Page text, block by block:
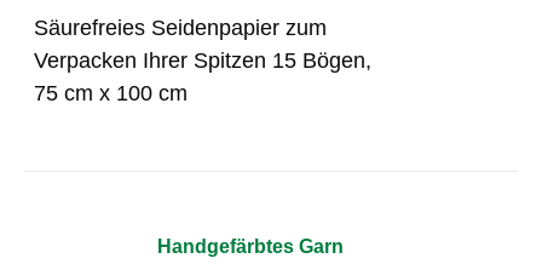
Säurefreies Seidenpapier zum
Verpacken Ihrer Spitzen 15 Bögen,
75 cm x 100 cm
Handgefärbtes Garn